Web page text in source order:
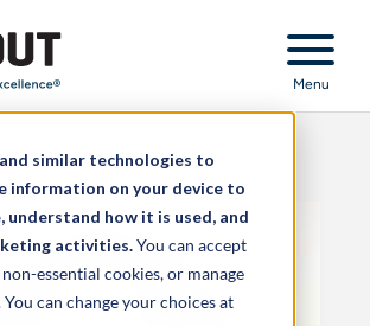
similar technologies to
information on your device to
understand how it is used, and
activities.You can accept
essential cookies, or manage
can change your choices at
Excellence
Menu